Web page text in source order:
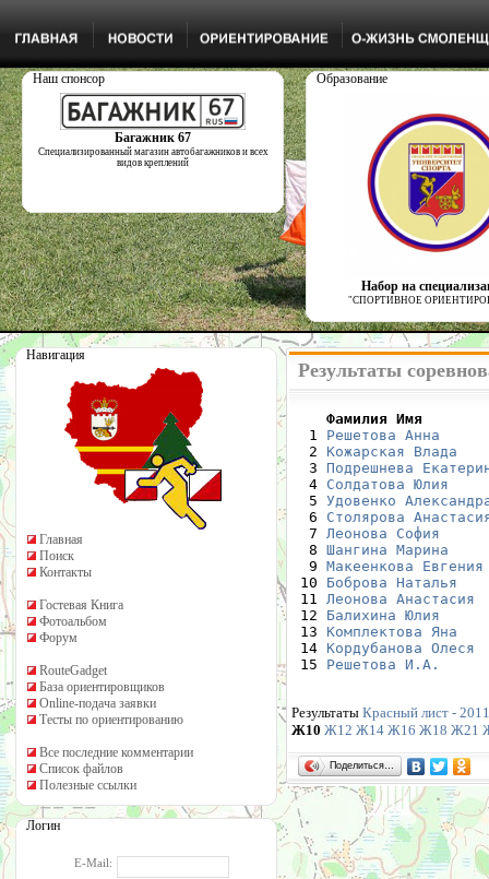
Наш спонсор
Багажник 67
Специализированный магазин автобагажников и всех
видов креплений
Образование
Набор на
"СПОРТИВНОЕ
Навигация
Главная
Поиск
Контакты
Гостевая Книга
Фотоальбом
Форум
RouteGadget
База ориентировщиков
Online-подача заявки
Тесты по ориентированию
Все последние комментарии
Список файлов
Полезные ссылки
Логин
E-Mail:
Результаты
Фамилия Имя
1 Решетова Анна
  2
Кожарская Влада
  3
Подрешнева
  4
Солдатова Юлия
  5
Удовенко
  6
Столярова
  7
Леонова София
  8
Шангина Марина
  9
Макеенкова Евгения
10 Боброва Наталья
11 Леонова Анастасия
12 Балихина Юлия
13 Комплектова Яна
14 Кордубанова Олеся
15 Решетова И.А.
Результаты Красный лист -
Ж10 Ж12 Ж14 Ж16 Ж18 Ж21
Поделиться…